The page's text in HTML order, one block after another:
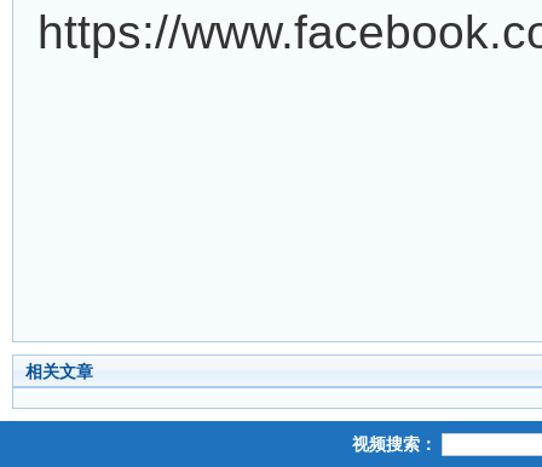
https://
相关文章
视频搜索：